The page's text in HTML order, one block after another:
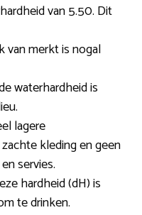
van 5.50. Dit
van merkt is nogal
waterhardheid is
lagere
kleding en geen
servies.
hardheid (dH) is
te drinken.